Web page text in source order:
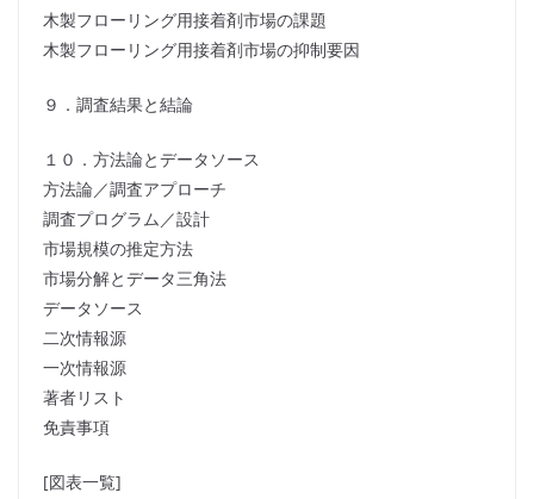
木製フローリング用接着剤市場の課題
木製フローリング用接着剤市場の抑制要因
９．調査結果と結論
１０．方法論とデータソース
方法論／調査アプローチ
調査プログラム／設計
市場規模の推定方法
市場分解とデータ三角法
データソース
二次情報源
一次情報源
著者リスト
免責事項
[図表一覧]